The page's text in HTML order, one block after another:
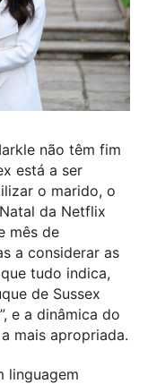
não têm fim
está a ser
o marido, o
da Netflix
mês de
a considerar as
tudo indica,
de Sussex
e a dinâmica do
mais apropriada.
linguagem